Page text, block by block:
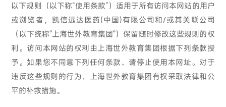
以下规则（以下称“使用条款”）适用于所有访问本网站的用户
或浏览者，凯信远达医药(中国)有限公司和/或其关联公司
（以下统称"上海世外教育集团"）保留随时修改这些规则的权
利。访问本网站的权利由上海世外教育集团根据下列条款授
予。如果您不同意下列任何条款、请停止使用本网址。对于
违反这些规则的行为，上海世外教育集团有权采取法律和公
平的补救措施。